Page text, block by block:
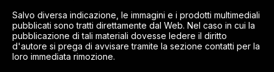
Salvo diversa indicazione, le immagini e i prodotti multimediali
pubblicati sono tratti direttamente dal Web. Nel caso in cui la
pubblicazione di tali materiali dovesse ledere il diritto
d'autore si prega di avvisare tramite la sezione contatti per la
loro immediata rimozione.